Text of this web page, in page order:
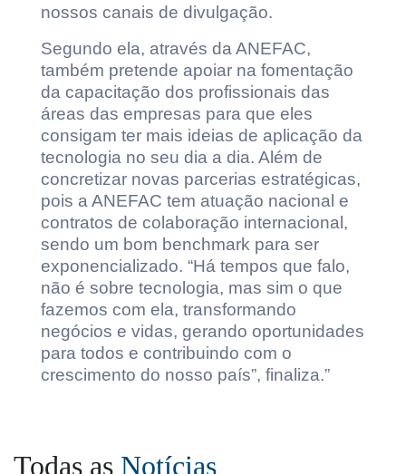
nossos canais de divulgação.
Segundo ela, através da ANEFAC,
também pretende apoiar na fomentação
da capacitação dos profissionais das
áreas das empresas para que eles
consigam ter mais ideias de aplicação da
tecnologia no seu dia a dia. Além de
concretizar novas parcerias estratégicas,
pois a ANEFAC tem atuação nacional e
contratos de colaboração internacional,
sendo um bom benchmark para ser
exponencializado. “Há tempos que falo,
não é sobre tecnologia, mas sim o que
fazemos com ela, transformando
negócios e vidas, gerando oportunidades
para todos e contribuindo com o
crescimento do nosso país”, finaliza.”
Todas as Notícias